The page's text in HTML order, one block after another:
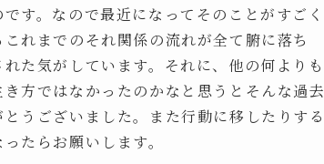
す。なので最近になってそのことがすごく
れまでのそれ関係の流れが全て腑に落ち
た気がしています。それに、他の何よりも
方ではなかったのかなと思うとそんな過去
うございました。また行動に移したりする
たらお願いします。